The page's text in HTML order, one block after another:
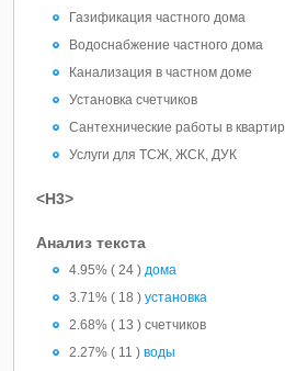
Газификация частного дома
Водоснабжение частного дома
Канализация в частном доме
Установка счетчиков
Сантехнические работы в
Услуги для ТСЖ, ЖСК, ДУК
<H3>
Анализ текста
4.95% ( 24 ) дома
3.71% ( 18 ) установка
2.68% ( 13 ) счетчиков
2.27% ( 11 ) воды